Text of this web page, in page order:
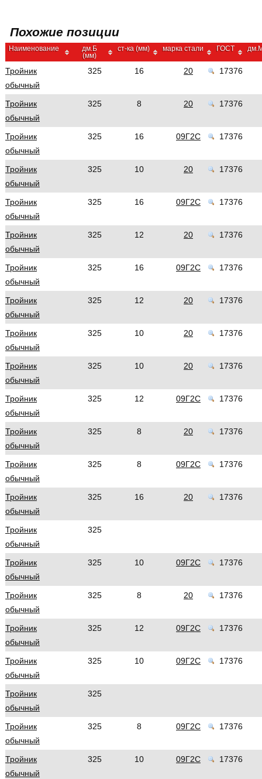
Похожие позиции
Наименование
дм.Б
(мм)
ст-ка (мм) марка стали ГОСТ
Тройник
обычный
325 16 20 17376
Тройник
обычный
325 8 20 17376
Тройник
обычный
325 16 09Г2С 17376
Тройник
обычный
325 10 20 17376
Тройник
обычный
325 16 09Г2С 17376
Тройник
обычный
325 12 20 17376
Тройник
обычный
325 16 09Г2С 17376
Тройник
обычный
325 12 20 17376
Тройник
обычный
325 10 20 17376
Тройник
обычный
325 10 20 17376
Тройник
обычный
325 12 09Г2С 17376
Тройник
обычный
325 8 20 17376
Тройник
обычный
325 8 09Г2С 17376
Тройник
обычный
325 16 20 17376
Тройник
обычный
325
Тройник
обычный
325 10 09Г2С 17376
Тройник
обычный
325 8 20 17376
Тройник
обычный
325 12 09Г2С 17376
Тройник
обычный
325 10 09Г2С 17376
Тройник
обычный
325
Тройник
обычный
325 8 09Г2С 17376
Тройник
обычный
325 10 09Г2С 17376